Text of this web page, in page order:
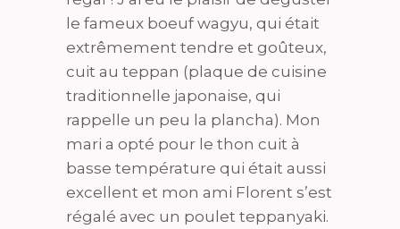
le fameux boeuf wagyu, qui était
extrêmement tendre et goûteux,
cuit au teppan (plaque de cuisine
traditionnelle japonaise, qui
rappelle un peu la plancha). Mon
mari a opté pour le thon cuit à
basse température qui était aussi
excellent et mon ami Florent s’est
régalé avec un poulet teppanyaki.